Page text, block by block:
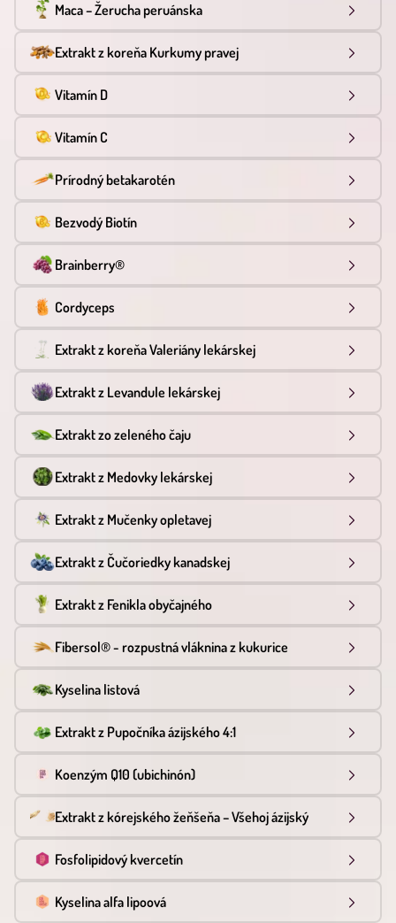
Maca – Žerucha peruánska
Extrakt z koreňa Kurkumy pravej
Vitamín D
Vitamín C
Prírodný betakarotén
Bezvodý Biotín
Brainberry®
Cordyceps
Extrakt z koreňa Valeriány lekárskej
Extrakt z Levandule lekárskej
Extrakt zo zeleného čaju
Extrakt z Medovky lekárskej
Extrakt z Mučenky opletavej
Extrakt z Čučoriedky kanadskej
Extrakt z Fenikla obyčajného
Fibersol® - rozpustná vláknina z kukurice
Kyselina listová
Extrakt z Pupočníka ázijského 4:1
Koenzým Q10 (ubichinón)
Extrakt z kórejského žeňšeňa – Všehoj ázijský
Fosfolipidový kvercetín
Kyselina alfa lipoová